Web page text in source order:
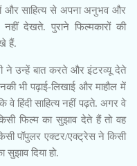
और साहित्य से अपना अनुभव और
नहीं देखते. पुराने फिल्मकारों की
हैं.
ने उन्हें बात करते और इंटरव्यू देते
भी पढ़ाई-लिखाई और माहौल में
वे हिंदी साहित्य नहीं पढ़ते. अगर वे
फिल्म का सुझाव देते हैं तो वह
पॉपुलर एक्टर/एक्ट्रेस ने किसी
सुझाव दिया हो.